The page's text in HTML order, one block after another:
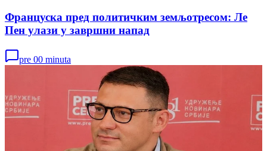
Француска пред политичким земљотресом: Ле
Пен улази у завршни напад
pre 00 minuta